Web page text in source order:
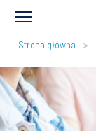
ŚCIEŻKA
NAWIGACYJNA
Strona główna